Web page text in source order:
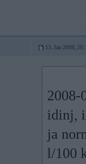
13. Jan 2008,
2008-
idinj,
ja
l/100